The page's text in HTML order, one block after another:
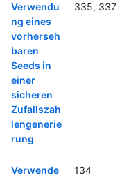
Verwendu
ng eines
vorherseh
baren
Seeds in
einer
sicheren
Zufallszah
lengenerie
rung
335, 337
Verwende
134